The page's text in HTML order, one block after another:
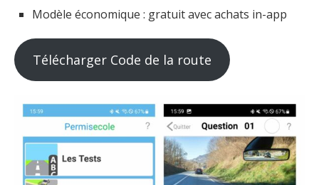
Modèle économique : gratuit avec achats in-app
Télécharger Code de la route